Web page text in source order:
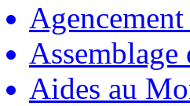
Aides au